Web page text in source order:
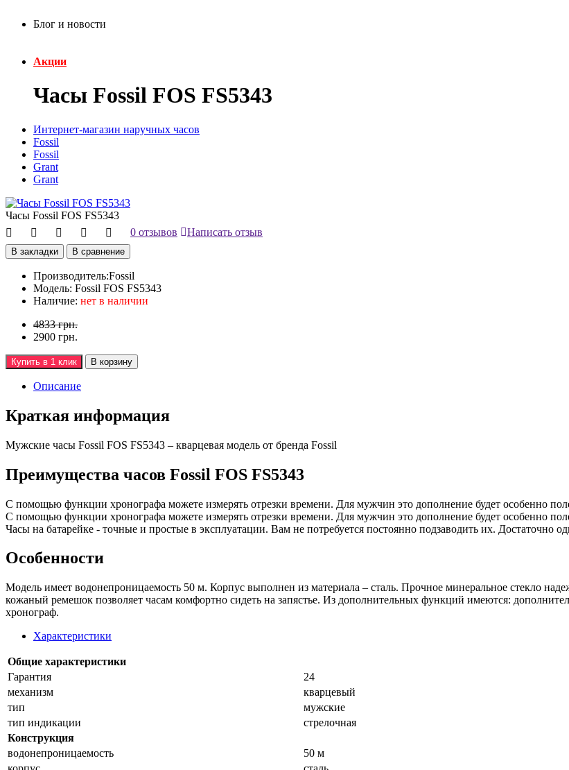
Блог и новости
Акции
Часы Fossil FOS FS5343
Интернет-магазин наручных часов
Fossil
Fossil
Grant
Grant
Часы Fossil FOS FS5343
0 отзывов
Написать отзыв
В закладки В сравнение
Производитель:Fossil
Модель: Fossil FOS FS5343
Наличие: нет в наличии
4833 грн.
2900 грн.
Купить в 1 клик В корзину
Описание
Краткая информация
Мужские часы Fossil FOS FS5343 – кварцевая модель от бренда Fossil
Преимущества часов Fossil FOS FS5343
С помощью функции хронографа можете измерять отрезки времени. Для мужчин это дополнение будет особенно
С помощью функции хронографа можете измерять отрезки времени. Для мужчин это дополнение будет особенно
Часы на батарейке - точные и простые в эксплуатации. Вам не потребуется постоянно подзаводить их. Достаточно
Особенности
Модель имеет водонепроницаемость 50 м. Корпус выполнен из материала – сталь. Прочное минеральное стекло
кожаный ремешок позволяет часам комфортно сидеть на запястье. Из дополнительных функций имеются:
хронограф.
Характеристики
Общие характеристики
Гарантия
24
механизм
кварцевый
тип
мужские
тип индикации
стрелочная
Конструкция
водонепроницаемость
50 м